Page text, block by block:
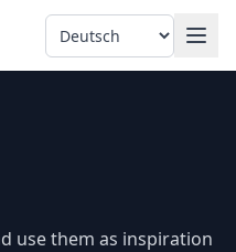
Language
use them as inspiration